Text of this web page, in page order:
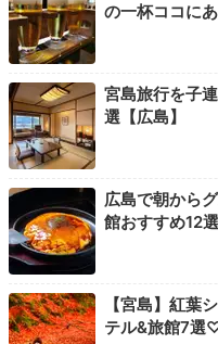
ホテル内ベーカリー「島
売。中でも、看板商品の
はお土産にぴったりです
を買っておくのも良いで
に出かけましょ。
aki_nyanko
ホテル内のベーカリーでパン
味見できました。食パンなど
ます。
の一杯ココにあ
宮島旅行を子
選【広島】
広島で朝から
館おすすめ12選
【宮島】紅葉
テル&旅館7選